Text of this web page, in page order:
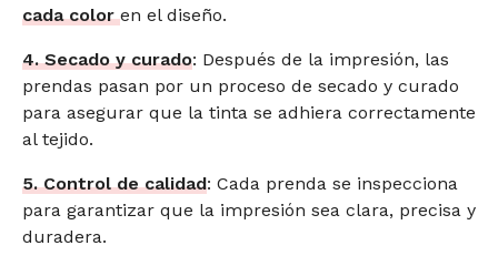
cada coloren el diseño.
4. Secado y curado: Después de la impresión, las
prendas pasan por un proceso de secado y curado
para asegurar que la tinta se adhiera correctamente
al tejido.
5. Control de calidad: Cada prenda se inspecciona
para garantizar que la impresión sea clara, precisa y
duradera.